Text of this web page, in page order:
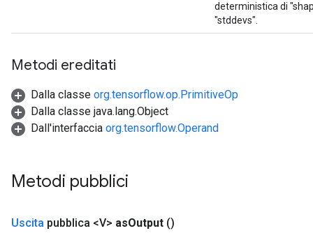
deterministica di
"stddevs".
Metodi ereditati
Dalla classe org.tensorflow.op.PrimitiveOp
Dalla classe java.lang.Object
Dall'interfaccia org.tensorflow.Operand
Metodi pubblici
Uscita pubblica <V> asOutput ()